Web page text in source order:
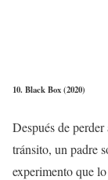
10. Black Box (2020)
Después de
tránsito, un padre
experimento que